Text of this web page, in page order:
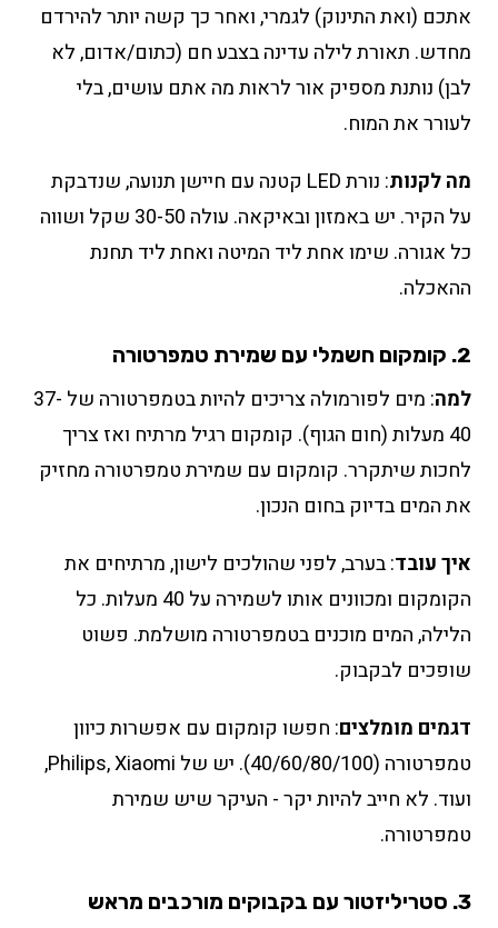
אתכם (ואת התינוק) לגמרי, ואחר כך קשה יותר להירדם
מחדש. תאורת לילה עדינה בצבע חם (כתום/אדום, לא
לבן) נותנת מספיק אור לראות מה אתם עושים, בלי
לעורר את המוח.
מה לקנות
: נורת LED קטנה עם חיישן תנועה, שנדבקת
על הקיר. יש באמזון ובאיקאה. עולה 30-50 שקל ושווה
כל אגורה. שימו אחת ליד המיטה ואחת ליד תחנת
ההאכלה.
2. קומקום חשמלי עם שמירת טמפרטורה
למה
: מים לפורמולה צריכים להיות בטמפרטורה של 37-
40 מעלות (חום הגוף). קומקום רגיל מרתיח ואז צריך
לחכות שיתקרר. קומקום עם שמירת טמפרטורה מחזיק
את המים בדיוק בחום הנכון.
איך עובד: בערב, לפני שהולכים לישון, מרתיחים את
הקומקום ומכוונים אותו לשמירה על 40 מעלות. כל
הלילה, המים מוכנים בטמפרטורה מושלמת. פשוט
שופכים לבקבוק.
דגמים מומלצים: חפשו קומקום עם אפשרות כיוון
טמפרטורה (40/60/80/100). יש של Philips, Xiaomi,
ועוד. לא חייב להיות יקר - העיקר שיש שמירת
טמפרטורה.
3. סטריליזטור עם בקבוקים מורכבים מראש